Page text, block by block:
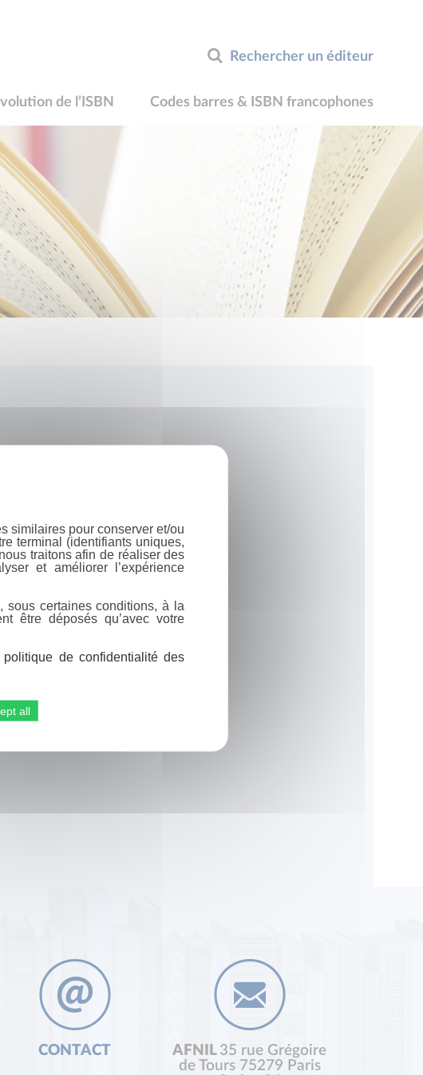
Rechercher un éditeur
de l’ISBN Codes barres & ISBN francophones
CONTACT AFNIL 35 rue Grégoire
de Tours 75279 Paris
similaires pour conserver et/ou
terminal (identifiants uniques,
traitons afin de réaliser des
et améliorer l’expérience
sous certaines conditions, à la
être déposés qu’avec votre
de confidentialité des
all